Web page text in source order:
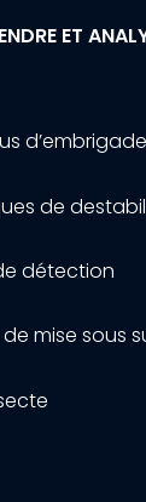
ET
de
détection
mise sous